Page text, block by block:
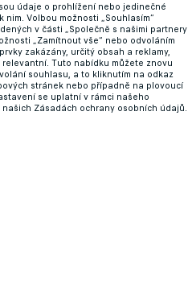
údaje o prohlížení nebo jedinečné
Volbou možnosti „Souhlasím“
v části „Společně s našimi partnery
„Zamítnout vše“ nebo odvoláním
zakázány, určitý obsah a reklamy,
Tuto nabídku můžete znovu
souhlasu, a to kliknutím na odkaz
stránek nebo případně na plovoucí
se uplatní v rámci našeho
Zásadách ochrany osobních údajů.